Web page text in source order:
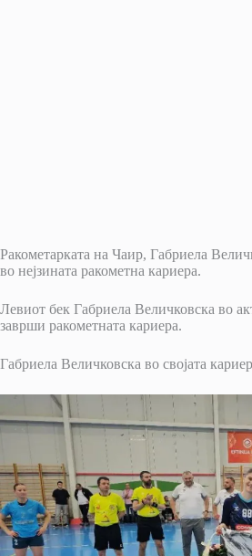
Ракометарката на Чаир, Габриела
во нејзината ракометна кариера.
Левиот бек Габриела Величковска во
заврши ракометната кариера.
Габриела Величковска во својата